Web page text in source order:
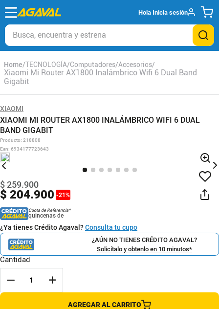
Hola Inicia sesión
Busca, encuentra y estrena
TECNOLOGÍA Computadores Accesorios
Xiaomi Mi Router AX1800 Inalámbrico Wifi 6 Dual Band
Gigabit
XIAOMI
XIAOMI MI ROUTER AX1800 INALÁMBRICO WIFI 6 DUAL
BAND GIGABIT
Producto: 218808
Ean: 6934177723643
$ 204.900 -21%
$259.900
Cuota de Referencia*
quincenas de
¿Ya tienes Crédito Agaval?Consulta tu cupo
¿AÚN NO TIENES CRÉDITO AGAVAL?
Solicítalo y obtenlo en 10 minutos*
Cantidad
AGREGAR AL CARRITO